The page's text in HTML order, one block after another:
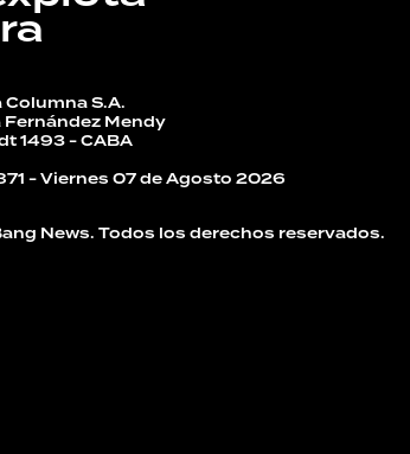
S.A.
Mendy
1493 - CABA
- Viernes 07 de Agosto 2026
News. Todos los derechos reservados.